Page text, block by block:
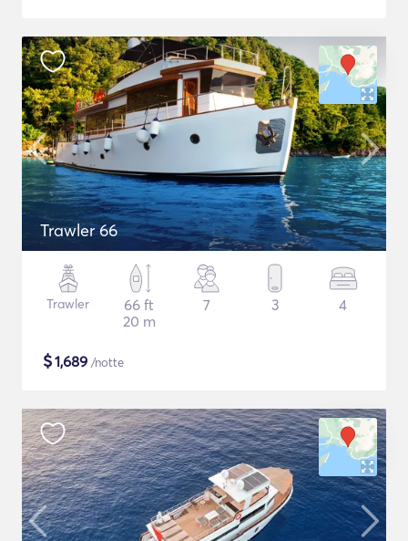
Trawler 66
Trawler
66 ft
20 m
7 3 4
$1,689 /notte